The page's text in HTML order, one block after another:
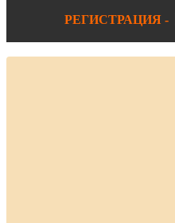
РЕГИСТРАЦИЯ -